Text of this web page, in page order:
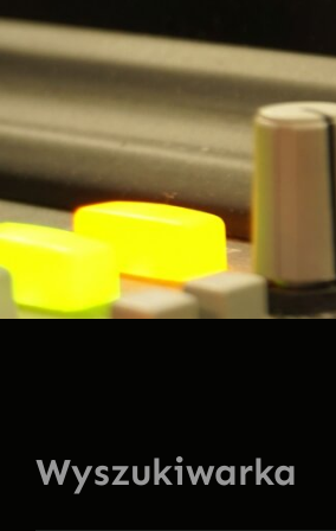
Wyszukiwarka